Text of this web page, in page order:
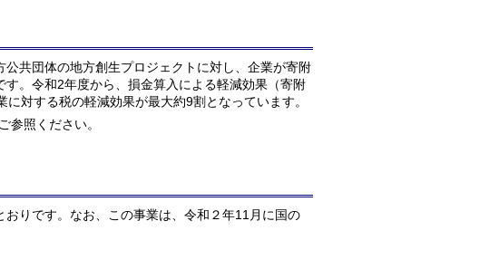
共団体の地方創生プロジェクトに対し、企業が寄附
。令和2年度から、損金算入による軽減効果（寄附
対する税の軽減効果が最大約9割となっています。
参照ください。
りです。なお、この事業は、令和２年11月に国の